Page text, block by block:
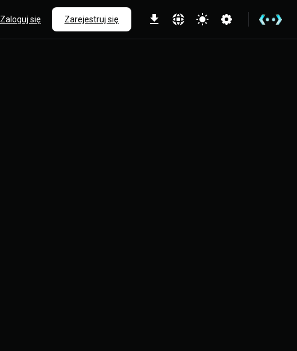
Zaloguj się Zarejestruj się